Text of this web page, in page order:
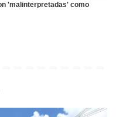
'malinterpretadas' como